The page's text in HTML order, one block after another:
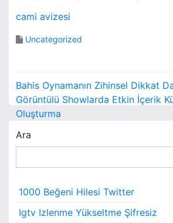
cami avizesi
Uncategorized
Y
a
z
ı
g
e
z
Bahis Oynamanın Zihinsel Dikkat
Görüntülü Showlarda Etkin İçerik
Oluşturma
Ara
1000 Beğeni Hilesi Twitter
Igtv Izlenme Yükseltme Şifresiz